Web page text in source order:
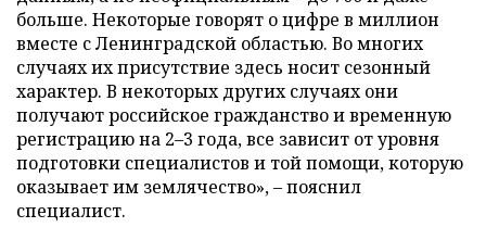
больше. Некоторые говорят о цифре в миллион
вместе с Ленинградской областью. Во многих
случаях их присутствие здесь носит сезонный
характер. В некоторых других случаях они
получают российское гражданство и временную
регистрацию на 2–3 года, все зависит от уровня
подготовки специалистов и той помощи, которую
оказывает им землячество», – пояснил
специалист.